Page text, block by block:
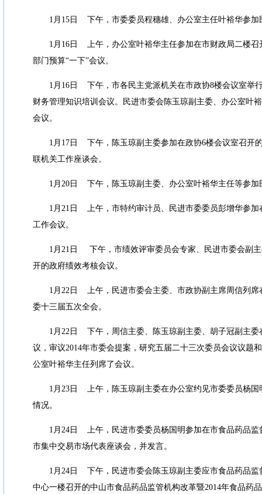
1 月 15日 下午，市委委员程穗雄、办公室主任叶裕华参加
1 月 16日
上午，办公室叶裕华主任参加在市财政局二楼召
部门预算“一下”会议。
1 月 16日 下午，市各民主党派机关在市政协8楼会议室举
财务管理知识培训会议。民进市委会陈玉琼副主委、办公室叶
会议。
1 月 17日 下午，陈玉琼副主委参加在政协6楼会议室召开
联机关工作座谈会。
1 月 20日 下午，陈玉琼副主委、办公室叶裕华主任等参加
1 月 21 日
上午，市特约审计员、民进市委委员彭增华参
工作会议。
1 月 21 日
下午，市绩效评审委员会专家、民进市委会副
开的政府绩效考核会议。
1 月 22日
上午，民进市委会主委、市政协副主席周信列
委十三届五次全会。
1 月 22日
下午，周信主委、陈玉琼副主委、胡子冠副主
议，审议2014年市委会提案，研究五届二十三次委员会议议题
公室叶裕华主任列席了会议。
1 月 23日
上午，陈玉琼副主委在办公室约见市委委员杨
情况。
1 月 24日
上午，民进市委委员杨国明参加在市食品药品监
市集中交易市场代表座谈会，并发言。
1 月 24日
下午，民进市委会陈玉琼副主委应市食品药品
中心一楼召开的中山市食品药品监管机构改革暨2014年食品药